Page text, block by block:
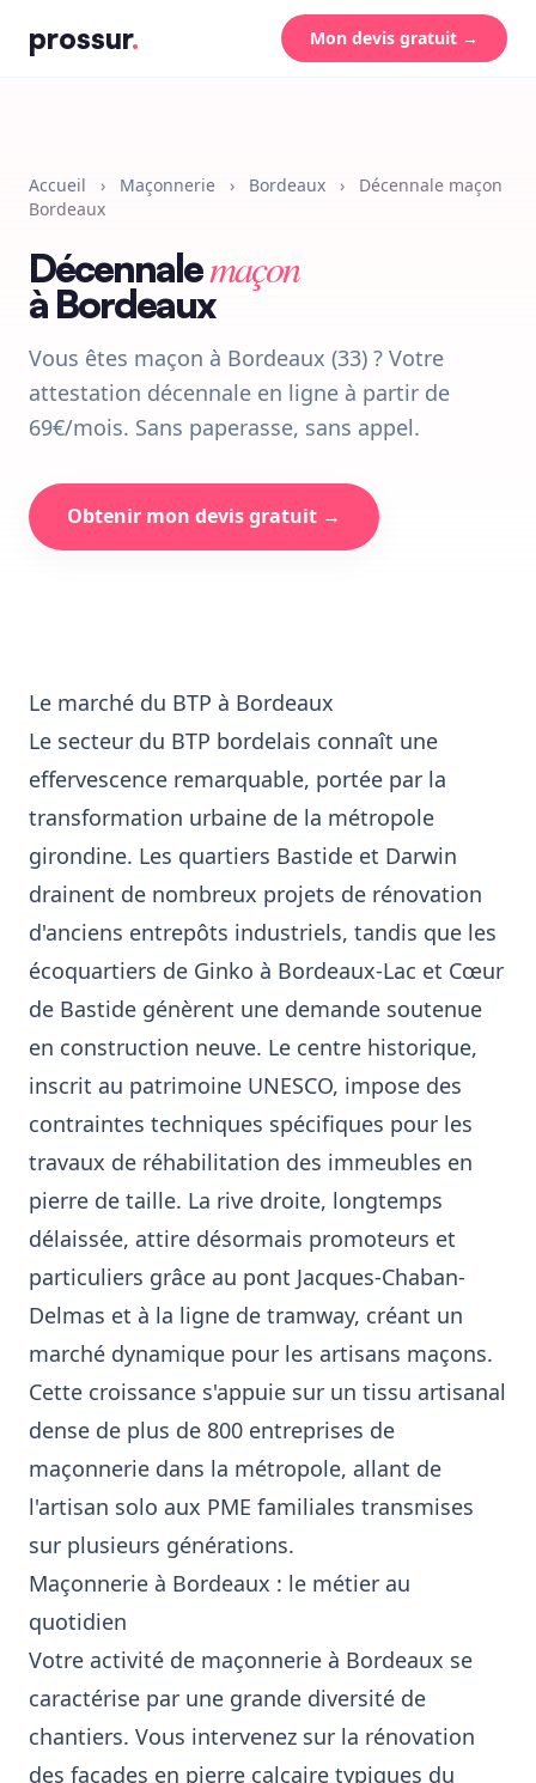
prossur. Mon devis gratuit →
Accueil › Maçonnerie › Bordeaux ›
Décennale maçon
Bordeaux
Décennalemaçon
à Bordeaux
Vous êtes maçon à Bordeaux (33) ? Votre
attestation décennale en ligne à partir de
69€/mois. Sans paperasse, sans appel.
Obtenir mon devis gratuit →
Le marché du BTP à Bordeaux
Le secteur du BTP bordelais connaît une
effervescence remarquable, portée par la
transformation urbaine de la métropole
girondine. Les quartiers Bastide et Darwin
drainent de nombreux projets de rénovation
d'anciens entrepôts industriels, tandis que les
écoquartiers de Ginko à Bordeaux-Lac et Cœur
de Bastide génèrent une demande soutenue
en construction neuve. Le centre historique,
inscrit au patrimoine UNESCO, impose des
contraintes techniques spécifiques pour les
travaux de réhabilitation des immeubles en
pierre de taille. La rive droite, longtemps
délaissée, attire désormais promoteurs et
particuliers grâce au pont Jacques-Chaban-
Delmas et à la ligne de tramway, créant un
marché dynamique pour les artisans maçons.
Cette croissance s'appuie sur un tissu artisanal
dense de plus de 800 entreprises de
maçonnerie dans la métropole, allant de
l'artisan solo aux PME familiales transmises
sur plusieurs générations.
Maçonnerie à Bordeaux : le métier au
quotidien
Votre activité de maçonnerie à Bordeaux se
caractérise par une grande diversité de
chantiers. Vous intervenez sur la rénovation
des façades en pierre calcaire typiques du